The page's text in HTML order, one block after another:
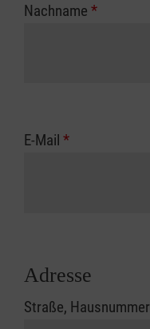
Nachname *
E-Mail *
Adresse
Straße, Hausnummer